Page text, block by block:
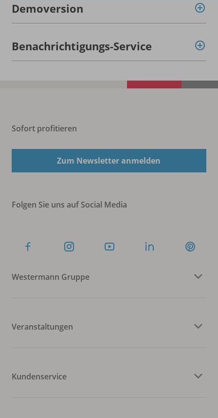
Demoversion
Benachrichtigungs-Service
Sofort profitieren
Zum Newsletter anmelden
Folgen Sie uns auf Social Media
Westermann Gruppe
Veranstaltungen
Kundenservice